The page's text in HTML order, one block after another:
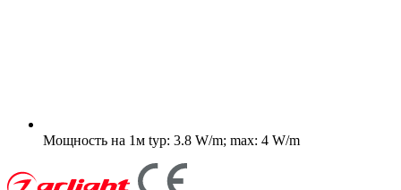
Мощность на 1м typ: 3.8 W/m; max: 4 W/m